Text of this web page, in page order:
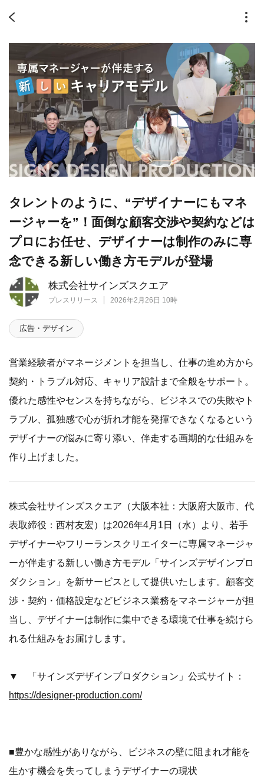
株式会社サインズスクエア
プレスリリース 2026年2月26日 10時
タレントのように、“デザイナーにもマネ
ージャーを”！面倒な顧客交渉や契約などは
プロにお任せ、デザイナーは制作のみに専
念できる新しい働き方モデルが登場
広告・デザイン
営業経験者がマネージメントを担当し、仕事の進め方から
契約・トラブル対応、キャリア設計まで全般をサポート。
優れた感性やセンスを持ちながら、ビジネスでの失敗やト
ラブル、孤独感で心が折れ才能を発揮できなくなるという
デザイナーの悩みに寄り添い、伴走する画期的な仕組みを
作り上げました。
株式会社サインズスクエア（大阪本社：大阪府大阪市、代
表取締役：西村友宏）は2026年4月1日（水）より、若手
デザイナーやフリーランスクリエイターに専属マネージャ
ーが伴走する新しい働き方モデル「サインズデザインプロ
ダクション」を新サービスとして提供いたします。顧客交
渉・契約・価格設定などビジネス業務をマネージャーが担
当し、デザイナーは制作に集中できる環境で仕事を続けら
れる仕組みをお届けします。
▼ 「サインズデザインプロダクション」公式サイト：
https://designer-production.com/
■豊かな感性がありながら、ビジネスの壁に阻まれ才能を
生かす機会を失ってしまうデザイナーの現状